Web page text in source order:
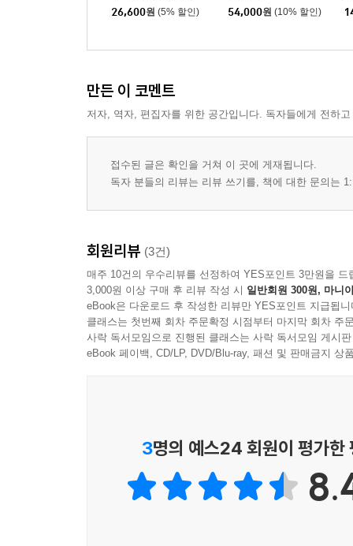
26,600원 (5% 할인) 54,000원 (10% 할인)
만든 이 코멘트
저자, 역자, 편집자를 위한 공간입니다. 독자들에게 전하
접수된 글은 확인을 거쳐 이 곳에 게재됩니다.
독자 분들의 리뷰는 리뷰 쓰기를, 책에 대한 문의는
회원리뷰 (3건)
매주 10건의 우수리뷰를 선정하여 YES포인트 3만원을 드
3,000원 이상 구매 후 리뷰 작성 시 일반회원 300원, 마니
eBook은 다운로드 후 작성한 리뷰만 YES포인트 지급됩니
클래스는 첫번째 회차 주문확정 시점부터 마지막 회차 주
사락 독서모임으로 진행된 클래스는 사락 독서모임 게시
eBook 페이백, CD/LP, DVD/Blu-ray, 패션 및 판매금지 상
3명의 예스24 회원이 평가한